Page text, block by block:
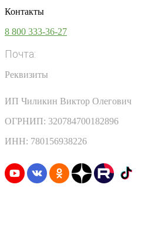
Контакты
8 800 333-36-27
Почта:
Реквизиты
ИП Чиликин Виктор Олегович
ОГРНИП: 320784700182896
ИНН: 780156938226